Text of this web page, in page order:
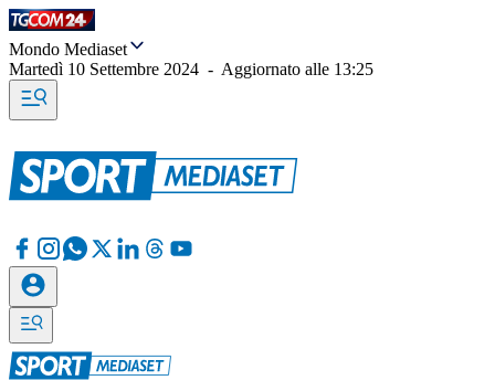
Mondo Mediaset
Martedì 10 Settembre 2024 - Aggiornato alle 13:25